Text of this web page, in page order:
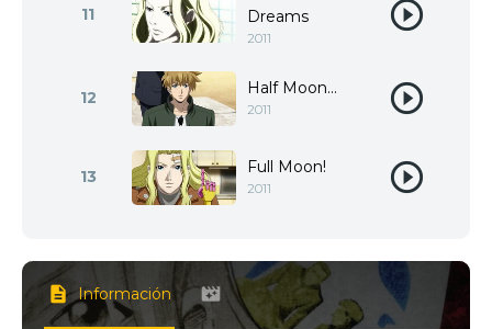
11
Dreams
2011
12 Half Moon...
2011
13 Full Moon!
2011
Información